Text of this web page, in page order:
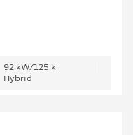
92 kW/125 k
Hybrid